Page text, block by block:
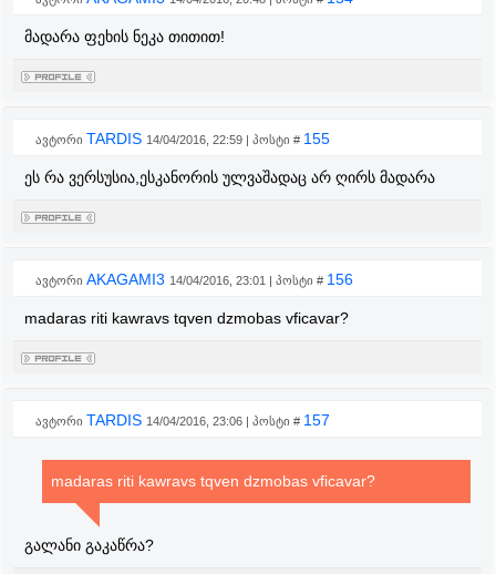
მადარა ფეხის ნეკა თითით!
ავტორი TARDIS 14/04/2016, 22:59 | პოსტი # 155
ეს რა ვერსუსია,ესკანორის ულვაშადაც არ ღირს მადარა
ავტორი AKAGAMI3 14/04/2016, 23:01 | პოსტი # 156
madaras riti kawravs tqven dzmobas vficavar?
ავტორი TARDIS 14/04/2016, 23:06 | პოსტი # 157
madaras riti kawravs tqven dzmobas vficavar?
გალანი გაკაწრა?